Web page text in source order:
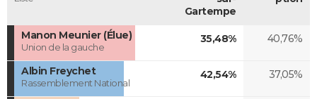
Gartempe
Manon Meunier (Élue)
Union de la gauche
35,48% 40,76%
Albin Freychet
Rassemblement National
42,54% 37,05%